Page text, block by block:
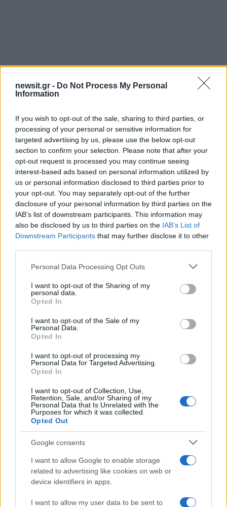
newsit.gr - Do Not Process My Personal
Information
If you wish to opt-out of the sale, sharing to third parties, or
processing of your personal or sensitive information for
targeted advertising by us, please use the below opt-out
section to confirm your selection. Please note that after your
opt-out request is processed you may continue seeing
interest-based ads based on personal information utilized by
us or personal information disclosed to third parties prior to
your opt-out. You may separately opt-out of the further
disclosure of your personal information by third parties on the
IAB’s list of downstream participants. This information may
also be disclosed by us to third parties on the IAB’s List of
Downstream Participants that may further disclose it to other
Please note that this website/app uses one or more Google
not limited to your visit or usage behaviour. You may click to
grant or deny consent to Google and its third-party tags to
use your data for below specified purposes in below Google
consent section.
Personal Data Processing Opt Outs
I want to opt-out of the Sharing of my
personal data.
Opted In
I want to opt-out of the Sale of my
Personal Data.
Opted In
I want to opt-out of processing my
Personal Data for Targeted Advertising.
Opted In
I want to opt-out of Collection, Use,
Retention, Sale, and/or Sharing of my
Personal Data that Is Unrelated with the
Purposes for which it was collected.
Opted Out
Google consents
I want to allow Google to enable storage
related to advertising like cookies on web or
device identifiers in apps.
I want to allow my user data to be sent to
Σχόλια
Σχολίασε εδώ
2000 /2000
Υποβολή σχολίου
Όροι Χρήσης . Το site προστατεύεται από reCAPTCHA, ισχύουν
Πολιτική Απορρήτου
Tasteit
Share:
Συνταγή για φλαν βανίλιας
με άρωμα πορτοκάλι
Τραμπ: «Ο πόλεμος
Ιράν θα τελειώσει
σύντομα – Εμείς
τα Στενά του